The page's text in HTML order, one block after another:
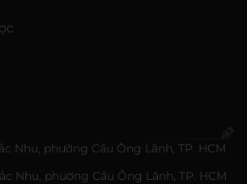
Nhu, phường Cầu Ông Lãnh, TP. HCM
Nhu, phường Cầu Ông Lãnh, TP. HCM